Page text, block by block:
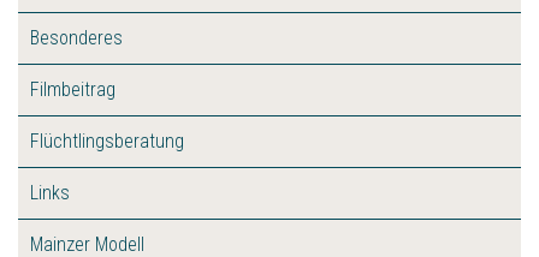
Besonderes
Filmbeitrag
Flüchtlingsberatung
Links
Mainzer Modell